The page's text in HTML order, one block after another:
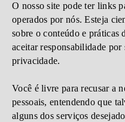
O nosso site pode ter links
operados por nós. Esteja
sobre o conteúdo e práticas
aceitar responsabilidade
privacidade.
Você é livre para recusar a
pessoais, entendendo que
alguns dos serviços